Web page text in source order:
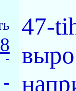
-
47-